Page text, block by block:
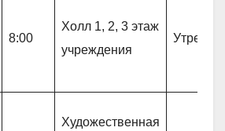
8:00
Холл 1, 2, 3 этаж
учреждения
Художественная